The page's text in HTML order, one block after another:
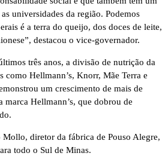
universidades da região. Podemos
é a terra do queijo, dos doces de leite,
destacou o vice-governador.
três anos, a divisão de nutrição da
como Hellmann’s, Knorr, Mãe Terra e
um crescimento de mais de
marca Hellmann’s, que dobrou de
diretor da fábrica de Pouso Alegre,
todo o Sul de Minas.